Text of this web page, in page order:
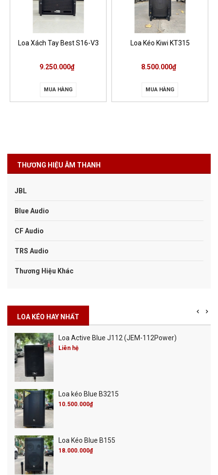
Loa Xách Tay Best S16-V3
9.250.000₫
MUA HÀNG
Loa Kéo Kiwi KT315
8.500.000₫
MUA HÀNG
THƯƠNG HIỆU ÂM THANH
JBL
Blue Audio
CF Audio
TRS Audio
Thương Hiệu Khác
LOA KÉO HAY NHẤT
Loa Active Blue J112 (JEM-112Power)
Liên hệ
Loa kéo Blue B3215
10.500.000₫
Loa Kéo Blue B155
18.000.000₫